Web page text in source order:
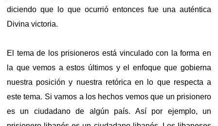
diciendo que lo que ocurrió entonces fue una auténtica
Divina victoria.
El tema de los prisioneros está vinculado con la forma en
la que vemos a estos últimos y el enfoque que gobierna
nuestra posición y nuestra retórica en lo que respecta a
este tema. Si vamos a los hechos vemos que un prisionero
es un ciudadano de algún país. Así por ejemplo, un